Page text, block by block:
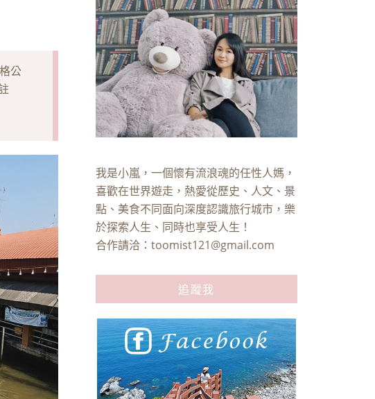
公
我是小嵐，一個懷有流浪魂的任性人媽，
喜歡在世界遊走，熱愛從歷史、人文、景
點、美食不同面向深度認識旅行城市，樂
於探索人生、同時也享受人生！
合作請洽：toomist121@gmail.com
追蹤我